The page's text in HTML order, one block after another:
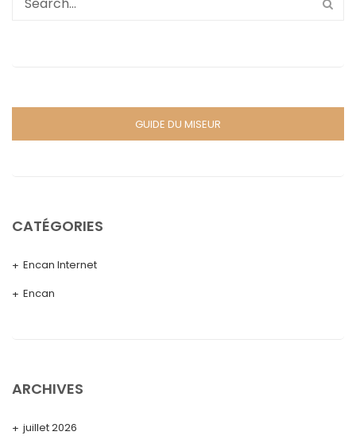
GUIDE DU MISEUR
CATÉGORIES
Encan Internet
Encan
ARCHIVES
juillet 2026